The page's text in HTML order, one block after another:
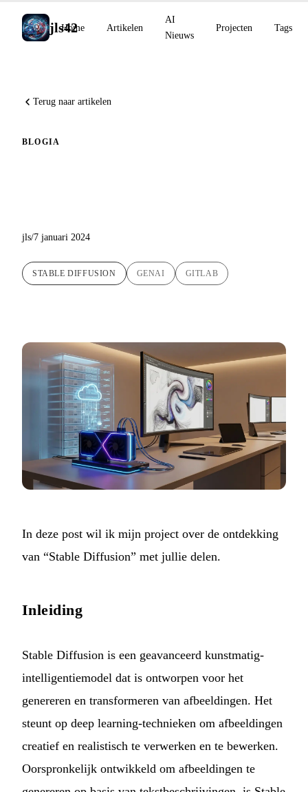
jls42
Home Artikelen
AI
Nieuws
Projecten Tags
Terug naar artikelen
BLOGIA
jls/7 januari 2024
STABLE DIFFUSION GENAI GITLAB
In deze post wil ik mijn project over de ontdekking
van “Stable Diffusion” met jullie delen.
Inleiding
Stable Diffusion is een geavanceerd kunstmatig-
intelligentiemodel dat is ontworpen voor het
genereren en transformeren van afbeeldingen. Het
steunt op deep learning-technieken om afbeeldingen
creatief en realistisch te verwerken en te bewerken.
Oorspronkelijk ontwikkeld om afbeeldingen te